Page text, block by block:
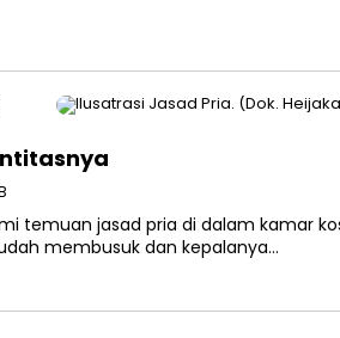
temuan jasad pria di dalam kamar
membusuk dan kepalanya…